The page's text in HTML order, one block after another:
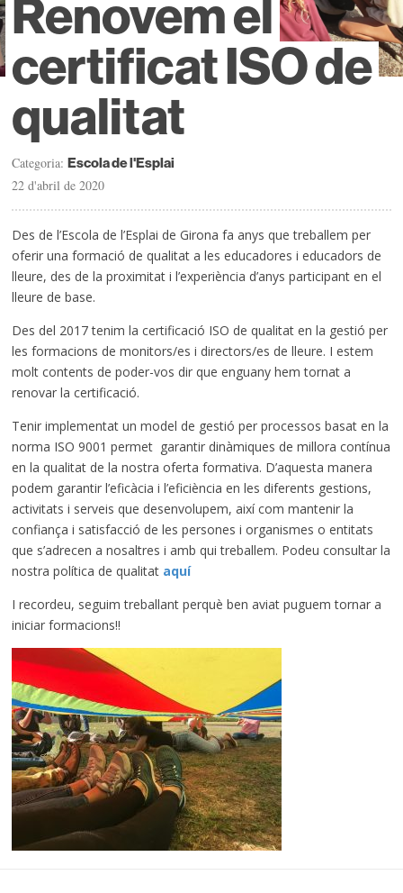
Renovem el
certificat ISO de
qualitat
Categoria:Escola de l'Esplai
22 d'abril de 2020
Des de l’Escola de l’Esplai de Girona fa anys que treballem per
oferir una formació de qualitat a les educadores i educadors de
lleure, des de la proximitat i l’experiència d’anys participant en el
lleure de base.
Des del 2017 tenim la certificació ISO de qualitat en la gestió per
les formacions de monitors/es i directors/es de lleure. I estem
molt contents de poder-vos dir que enguany hem tornat a
renovar la certificació.
Tenir implementat un model de gestió per processos basat en la
norma ISO 9001 permet garantir dinàmiques de millora contínua
en la qualitat de la nostra oferta formativa. D’aquesta manera
podem garantir l’eficàcia i l’eficiència en les diferents gestions,
activitats i serveis que desenvolupem, així com mantenir la
confiança i satisfacció de les persones i organismes o entitats
que s’adrecen a nosaltres i amb qui treballem. Podeu consultar la
nostra política de qualitat aquí
I recordeu, seguim treballant perquè ben aviat puguem tornar a
iniciar formacions!!